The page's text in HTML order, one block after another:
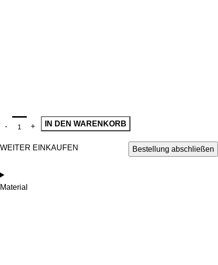
IN DEN WARENKORB
WEITER EINKAUFEN Bestellung abschließen
Material